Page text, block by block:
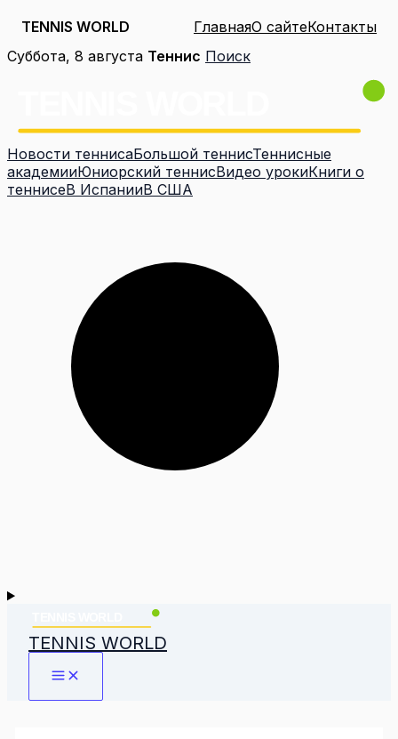
TENNIS WORLD ГлавнаяО сайтеКонтакты
Перейти
Суббота, 8 августа Теннис Поиск
Новости теннисаБольшой теннисТеннисные
академииЮниорский теннисВидео урокиКниги о
теннисеВ ИспанииВ США
TENNIS WORLD